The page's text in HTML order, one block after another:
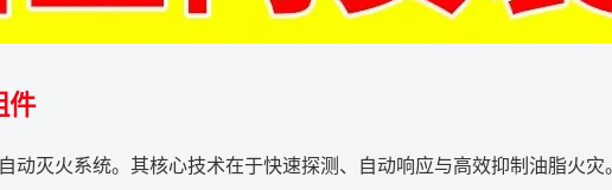
件
动灭火系统。其核心技术在于快速探测、自动响应与高效抑制油脂火